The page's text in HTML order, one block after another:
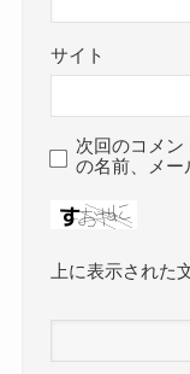
サイト
次回のコメン
の名前、メー
上に表示された